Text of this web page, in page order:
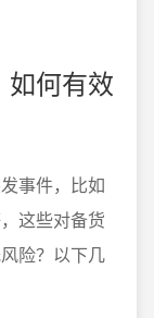
如何有效
事件，比如
这些对备货
险？以下几